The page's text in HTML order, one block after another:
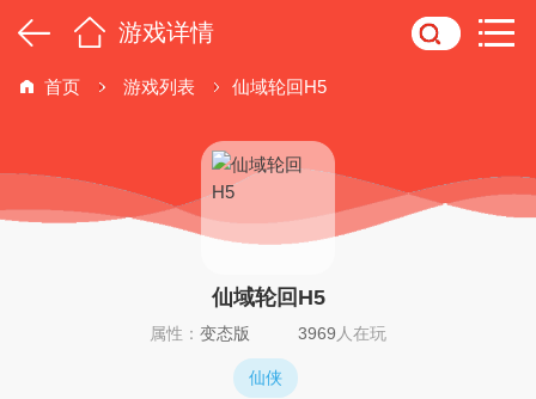
游戏详情
首页 游戏列表 仙域轮回H5
仙域轮回H5
属性： 变态版 3969 人在玩
仙侠